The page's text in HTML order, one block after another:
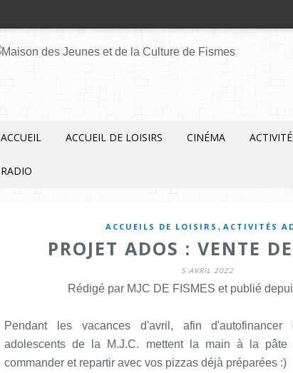
ACCUEIL ACCUEIL DE LOISIRS CINÉMA
RADIO
ACCUEILS DE LOISIRS , ACTIVITÉS
PROJET ADOS : VENTE
5 AVRIL 2022
Rédigé par MJC DE FISMES et publié
Pendant les vacances d'avril, afin d'autofinancer
adolescents de la M.J.C. mettent la main à la pâte
commander et repartir avec vos pizzas déjà préparées :)